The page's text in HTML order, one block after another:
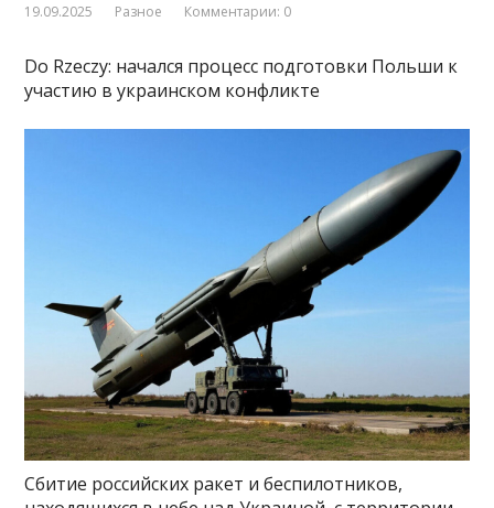
19.09.2025 Разное Комментарии: 0
Do Rzeczy: начался процесс подготовки Польши к
участию в украинском конфликте
Сбитие российских ракет и беспилотников,